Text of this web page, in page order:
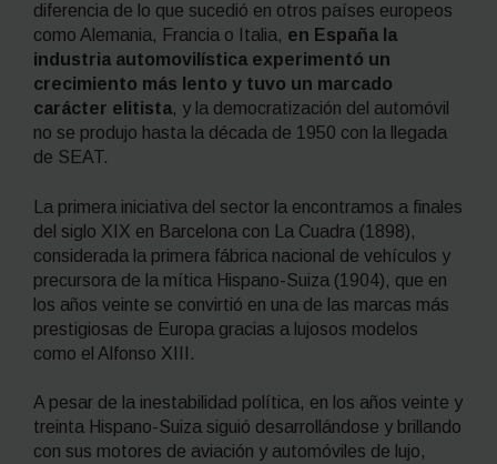
diferencia de lo que sucedió en otros países europeos
como Alemania, Francia o Italia, en España la
industria automovilística experimentó un
crecimiento más lento y tuvo un marcado
carácter elitista, y la democratización del automóvil
no se produjo hasta la década de 1950 con la llegada
de SEAT.
La primera iniciativa del sector la encontramos a finales
del siglo XIX en Barcelona con La Cuadra (1898),
considerada la primera fábrica nacional de vehículos y
precursora de la mítica Hispano-Suiza (1904), que en
los años veinte se convirtió en una de las marcas más
prestigiosas de Europa gracias a lujosos modelos
como el Alfonso XIII.
A pesar de la inestabilidad política, en los años veinte y
treinta Hispano-Suiza siguió desarrollándose y brillando
con sus motores de aviación y automóviles de lujo,